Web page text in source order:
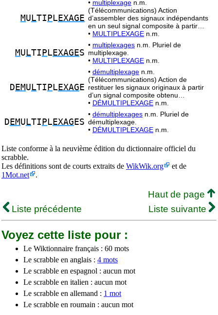
MU LTI P L EXAGE
• multiplexage n.m.
(Télécommunications) Action
d’assembler des signaux indépendants
en un seul signal composite à partir…
• MULTIPLEXAGE n.m.
MU LTI P L EXAGES
• multiplexages n.m. Pluriel de
multiplexage.
• MULTIPLEXAGE n.m.
D EMU LTI P L EXAG E
• démultiplexage n.m.
(Télécommunications) Action de
restituer les signaux originaux à partir
d’un signal composite obtenu…
• DÉMULTIPLEXAGE n.m.
D EMU LTI P L EXAG ES
• démultiplexages n.m. Pluriel de
démultiplexage.
• DÉMULTIPLEXAGE n.m.
Liste conforme à la neuvième édition du dictionnaire officiel du
scrabble.
Les définitions sont de courts extraits de WikWik.org
et de
1Mot.net
.
Haut de page
Liste précédente
Liste suivante
Voyez cette liste pour :
Le Wiktionnaire français : 60 mots
Le scrabble en anglais : 4 mots
Le scrabble en espagnol : aucun mot
Le scrabble en italien : aucun mot
Le scrabble en allemand : 1 mot
Le scrabble en roumain : aucun mot